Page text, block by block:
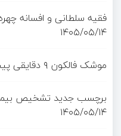
فقیه سلطانی و افسانه
۱۴۰۵/۰۵/۱۴
موشک فالکون ۹ دقایقی پیش با ماه برخورد کرد
برچسب جدید تشخیص
۱۴۰۵/۰۵/۱۴